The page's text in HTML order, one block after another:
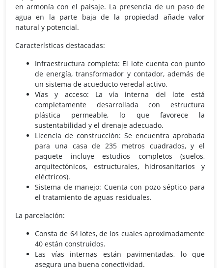
en armonía con el paisaje. La presencia de un paso de
agua en la parte baja de la propiedad añade valor
natural y potencial.
Características destacadas:
Infraestructura completa: El lote cuenta con punto
de energía, transformador y contador, además de
un sistema de acueducto veredal activo.
Vías y acceso: La vía interna del lote está
completamente desarrollada con estructura
plástica permeable, lo que favorece la
sustentabilidad y el drenaje adecuado.
Licencia de construcción: Se encuentra aprobada
para una casa de 235 metros cuadrados, y el
paquete incluye estudios completos (suelos,
arquitectónicos, estructurales, hidrosanitarios y
eléctricos).
Sistema de manejo: Cuenta con pozo séptico para
el tratamiento de aguas residuales.
La parcelación:
Consta de 64 lotes, de los cuales aproximadamente
40 están construidos.
Las vías internas están pavimentadas, lo que
asegura una buena conectividad.